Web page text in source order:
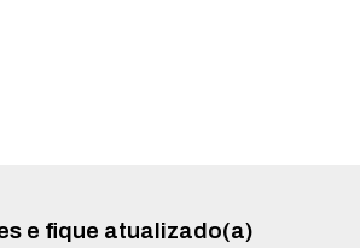
e fique atualizado(a)